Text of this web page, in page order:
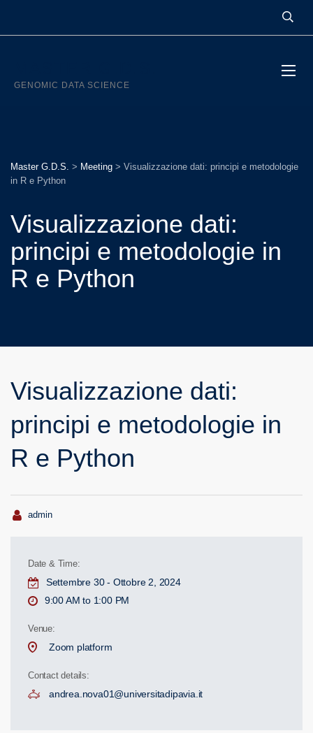
GENOMIC DATA SCIENCE
Master G.D.S. > Meeting > Visualizzazione dati: principi e metodologie
in R e Python
Visualizzazione dati:
principi e metodologie in
R e Python
Visualizzazione dati:
principi e metodologie in
R e Python
Author
admin
Date & Time:
Settembre 30 - Ottobre 2, 2024
9:00 AM to 1:00 PM
Venue:
Zoom platform
Contact details:
andrea.nova01@universitadipavia.it